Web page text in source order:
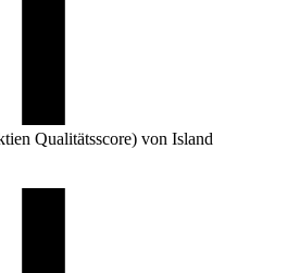
Qualitätsscore) von Island